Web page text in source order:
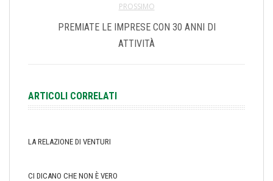
PROSSIMO
PREMIATE LE IMPRESE CON 30 ANNI DI
ATTIVITÀ
ARTICOLI CORRELATI
LA RELAZIONE DI VENTURI
CI DICANO CHE NON È VERO